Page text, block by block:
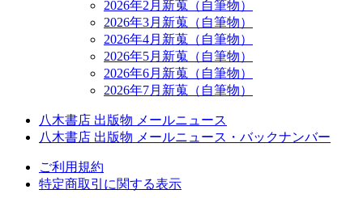
2026年2月新蒐（自筆物）
2026年3月新蒐（自筆物）
2026年4月新蒐（自筆物）
2026年5月新蒐（自筆物）
2026年6月新蒐（自筆物）
2026年7月新蒐（自筆物）
八木書店 出版物 メールニュース
八木書店 出版物 メールニュース・バックナンバー
ご利用規約
特定商取引に関する表示